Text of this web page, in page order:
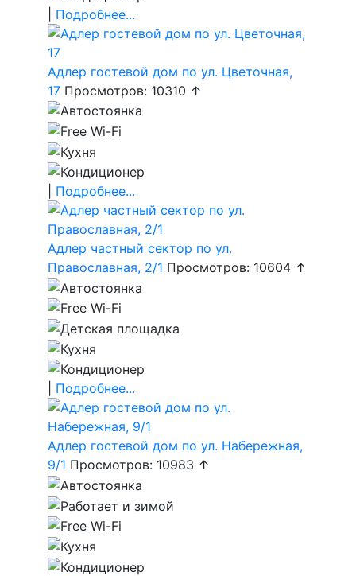
Подробнее...
Адлер гостевой дом по ул. Цветочная,
17 Просмотров: 10310 ↑
Подробнее...
Адлер частный сектор по ул.
Православная, 2/1 Просмотров: 10604 ↑
Подробнее...
Адлер гостевой дом по ул. Набережная,
9/1 Просмотров: 10983 ↑